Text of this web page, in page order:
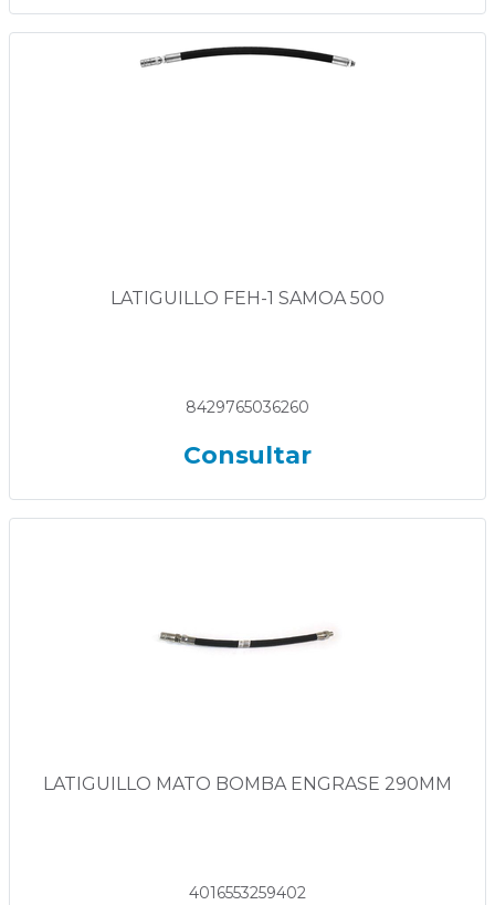
LATIGUILLO FEH-1 SAMOA 500
8429765036260
Consultar
LATIGUILLO MATO BOMBA ENGRASE 290MM
4016553259402